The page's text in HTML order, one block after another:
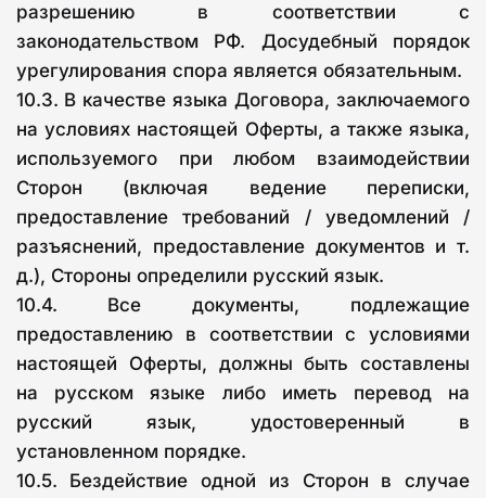
разрешению в соответствии с
законодательством РФ. Досудебный порядок
урегулирования спора является обязательным.
10.3. В качестве языка Договора, заключаемого
на условиях настоящей Оферты, а также языка,
используемого при любом взаимодействии
Сторон (включая ведение переписки,
предоставление требований / уведомлений /
разъяснений, предоставление документов и т.
д.), Стороны определили русский язык.
10.4. Все документы, подлежащие
предоставлению в соответствии с условиями
настоящей Оферты, должны быть составлены
на русском языке либо иметь перевод на
русский язык, удостоверенный в
установленном порядке.
10.5. Бездействие одной из Сторон в случае